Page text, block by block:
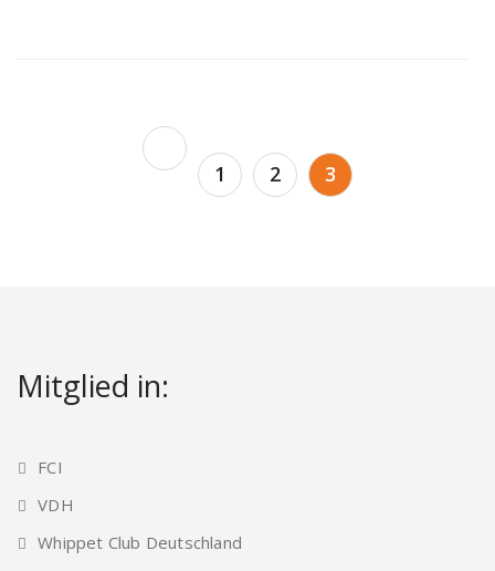
Seitennummerierung
1 2 3
Mitglied in:
FCI
VDH
Whippet Club Deutschland